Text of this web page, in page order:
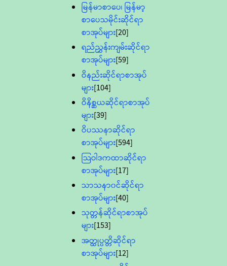
မြန်မာစာပေ၊ မြန်မာ့
စာပေသမိုင်းဆိုင်ရာ
စာအုပ်များ[20]
ရည်ညွှန်းကျမ်းဆိုင်ရာ
စာအုပ်များ[59]
ဝိနည်းဆိုင်ရာစာအုပ်
များ[104]
ဝိနိစ္ဆယဆိုင်ရာစာအုပ်
များ[39]
ဝိပဿနာဆိုင်ရာ
စာအုပ်များ[594]
သြဝါဒကထာဆိုင်ရာ
စာအုပ်များ[17]
သာသနာ၀င်ဆိုင်ရာ
စာအုပ်များ[40]
သုတ္တန်ဆိုင်ရာစာအုပ်
များ[153]
အတ္ထုပ္ပတ္တိဆိုင်ရာ
စာအုပ်များ[12]